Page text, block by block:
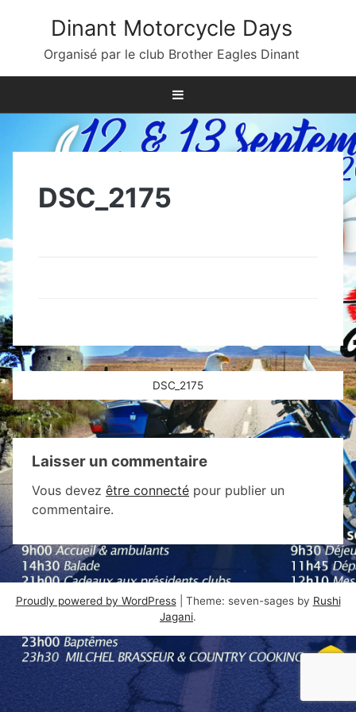
Dinant Motorcycle Days
Organisé par le club Brother Eagles Dinant
DSC_2175
Navigation
de
l’article
DSC_2175
Laisser un commentaire
Vous devez être connecté pour publier un
commentaire.
Proudly powered by WordPress Theme: seven-sages by Rushi
Jagani.